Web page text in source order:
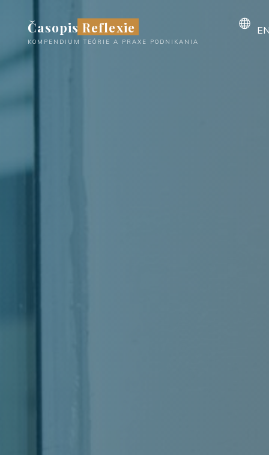
content
Časopis Reflexie
KOMPENDIUM TEÓRIE A PRAXE PODNIKANIA